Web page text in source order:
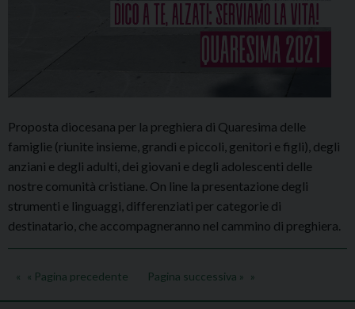
Proposta diocesana per la preghiera di Quaresima delle
famiglie (riunite insieme, grandi e piccoli, genitori e figli), degli
anziani e degli adulti, dei giovani e degli adolescenti delle
nostre comunità cristiane. On line la presentazione degli
strumenti e linguaggi, differenziati per categorie di
destinatario, che accompagneranno nel cammino di preghiera.
« Pagina precedente Pagina successiva »